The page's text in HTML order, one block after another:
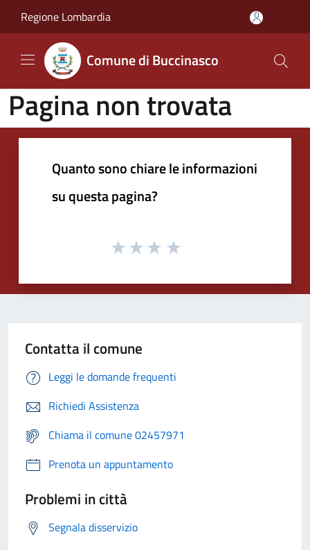
Regione Lombardia
Comune di Buccinasco
Pagina non trovata
Quanto sono chiare le informazioni
su questa pagina?
Contatta il comune
Leggi le domande frequenti
Richiedi Assistenza
Chiama il comune 02457971
Prenota un appuntamento
Problemi in città
Segnala disservizio